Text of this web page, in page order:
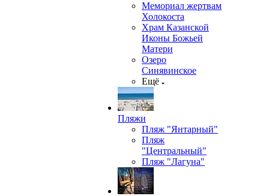
Мемориал жертвам
Холокоста
Храм Казанской
Иконы Божьей
Матери
Озеро
Синявинское
Ещё
Пляжи
Пляж "Янтарный"
Пляж
"Центральный"
Пляж "Лагуна"